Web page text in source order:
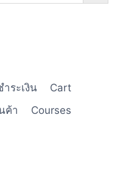
ำระเงิน
Cart
ค้า
Courses